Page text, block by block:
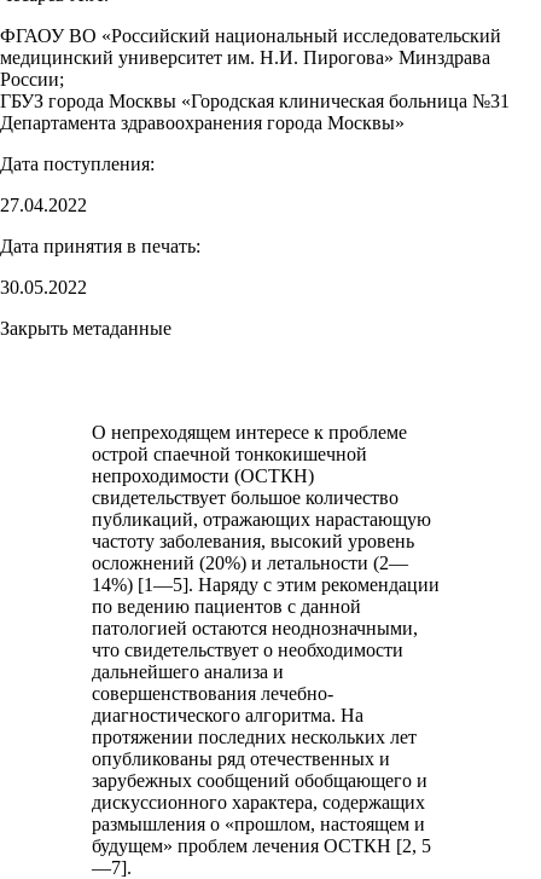
ФГАОУ ВО «Российский национальный исследовательский
медицинский университет им. Н.И. Пирогова» Минздрава
России;
ГБУЗ города Москвы «Городская клиническая больница №31
Департамента здравоохранения города Москвы»
Дата поступления:
27.04.2022
Дата принятия в печать:
30.05.2022
Закрыть метаданные
О непреходящем интересе к проблеме
острой спаечной тонкокишечной
непроходимости (ОСТКН)
свидетельствует большое количество
публикаций, отражающих нарастающую
частоту заболевания, высокий уровень
осложнений (20%) и летальности (2—
14%) [1—5]. Наряду с этим рекомендации
по ведению пациентов с данной
патологией остаются неоднозначными,
что свидетельствует о необходимости
дальнейшего анализа и
совершенствования лечебно-
диагностического алгоритма. На
протяжении последних нескольких лет
опубликованы ряд отечественных и
зарубежных сообщений обобщающего и
дискуссионного характера, содержащих
размышления о «прошлом, настоящем и
будущем» проблем лечения ОСТКН [2, 5
—7].